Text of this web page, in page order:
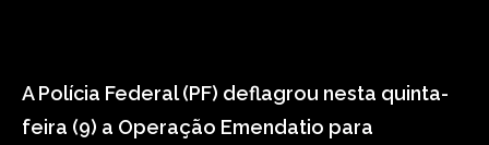
A Polícia Federal (PF) deflagrou nesta quinta-
feira (9) a Operação Emendatio para